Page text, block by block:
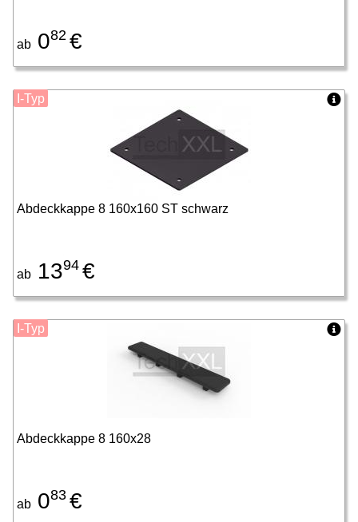
ab 082 €
Abdeckkappe 8 160x160 ST schwarz
ab 1394 €
I-Typ
Abdeckkappe 8 160x28
ab 083 €
I-Typ